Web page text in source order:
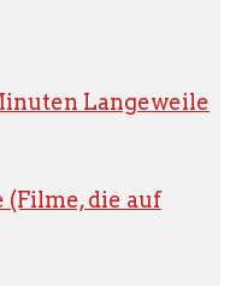
Langeweile
(Filme, die auf